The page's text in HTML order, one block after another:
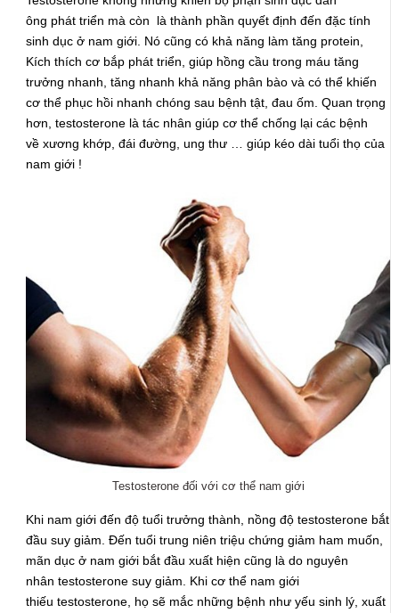
ông phát triển mà còn là thành phần quyết định đến đặc tính
sinh dục ở nam giới. Nó cũng có khả năng làm tăng protein,
Kích thích cơ bắp phát triển, giúp hồng cầu trong máu tăng
trưởng nhanh, tăng nhanh khả năng phân bào và có thể khiến
cơ thể phục hồi nhanh chóng sau bệnh tật, đau ốm. Quan trọng
hơn, testosterone là tác nhân giúp cơ thể chống lại các bệnh
về xương khớp, đái đường, ung thư … giúp kéo dài tuổi thọ của
nam giới !
Testosterone đối với cơ thể nam giới
Khi nam giới đến độ tuổi trưởng thành, nồng độ testosterone bắt
đầu suy giảm. Đến tuổi trung niên triệu chứng giảm ham muốn,
mãn dục ở nam giới bắt đầu xuất hiện cũng là do nguyên
nhân testosterone suy giảm. Khi cơ thể nam giới
thiếu testosterone, họ sẽ mắc những bệnh như yếu sinh lý, xuất